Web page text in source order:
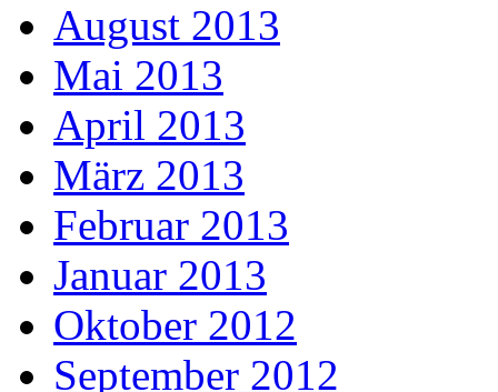
August 2013
Mai 2013
April 2013
März 2013
Februar 2013
Januar 2013
Oktober 2012
September 2012